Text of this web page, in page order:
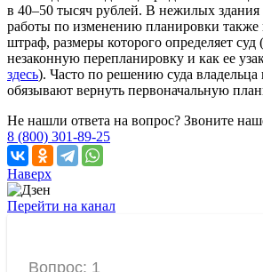
в 40–50 тысяч рублей. В нежилых здания
работы по изменению планировки также
штраф, размеры которого определяет суд
незаконную перепланировку и как ее
здесь). Часто по решению суда
обязывают вернуть первоначальную
Не нашли ответа на вопрос? Звоните
8 (800) 301-89-25
Наверх
Перейти на канал